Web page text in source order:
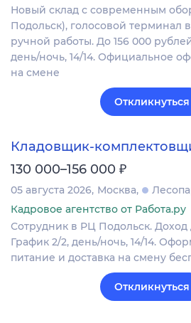
Новый склад с современным
Подольск), голосовой терминал
ручной работы. До 156 000
день/ночь, 14/14. Официальное
на смене
Откликнуться
Кладовщик-
130 000–156 000 ₽
05 августа 2026 Москва
Кадровое агентство от Работа.ру
Сотрудник в РЦ Подольск. Доход
График 2/2, день/ночь, 14/14.
питание и доставка на смену
Откликнуться